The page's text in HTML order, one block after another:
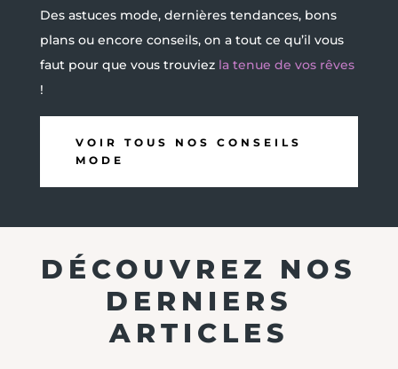
Des astuces mode, dernières tendances, bons
plans ou encore conseils, on a tout ce qu’il vous
faut pour que vous trouviez la tenue de vos rêves
!
VOIR TOUS NOS CONSEILS
MODE
DÉCOUVREZ NOS
DERNIERS
ARTICLES